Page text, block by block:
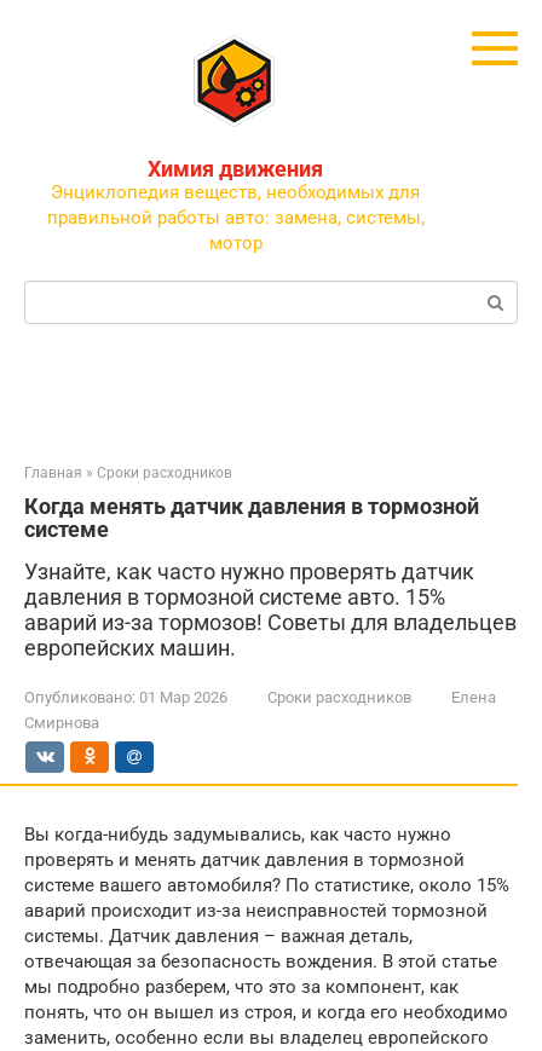
Химия движения
Энциклопедия веществ, необходимых для
правильной работы авто: замена, системы,
мотор
Поиск:
Главная » Сроки расходников
Когда менять датчик давления в тормозной
системе
Узнайте, как часто нужно проверять датчик
давления в тормозной системе авто. 15%
аварий из-за тормозов! Советы для владельцев
европейских машин.
Опубликовано: 01 Мар 2026 Сроки расходников
Елена
Смирнова
Вы когда-нибудь задумывались, как часто нужно
проверять и менять датчик давления в тормозной
системе вашего автомобиля? По статистике, около 15%
аварий происходит из-за неисправностей тормозной
системы. Датчик давления – важная деталь,
отвечающая за безопасность вождения. В этой статье
мы подробно разберем, что это за компонент, как
понять, что он вышел из строя, и когда его необходимо
заменить, особенно если вы владелец европейского